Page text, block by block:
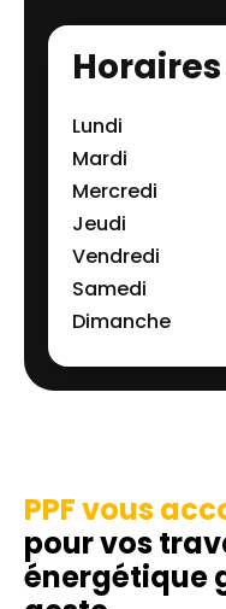
Lundi
Mardi
Mercredi
Jeudi
Vendredi
Samedi
Dimanche
PPF vous
pour vos
énergétique